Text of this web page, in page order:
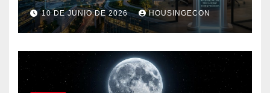
10 DE JUNIO DE 2026 HOUSINGECON